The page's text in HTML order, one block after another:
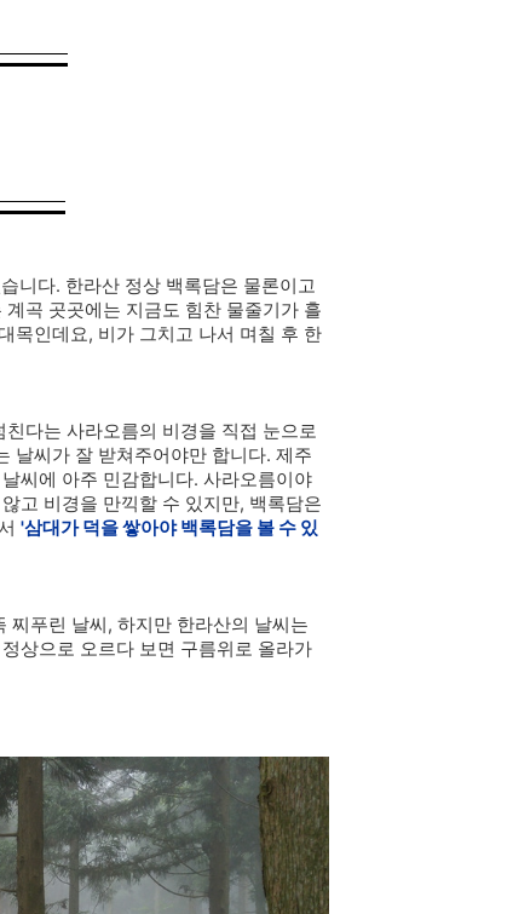
니다. 한라산 정상 백록담은 물론이고
곡 곳곳에는 지금도 힘찬 물줄기가 흘
목인데요, 비가 그치고 나서 며칠 후 한
다는 사라오름의 비경을 직접 눈으로
날씨가 잘 받쳐주어야만 합니다. 제주
씨에 아주 민감합니다. 사라오름이야
고 비경을 만끽할 수 있지만, 백록담은
'삼대가 덕을 쌓아야 백록담을 볼 수 있
찌푸린 날씨, 하지만 한라산의 날씨는
상으로 오르다 보면 구름위로 올라가